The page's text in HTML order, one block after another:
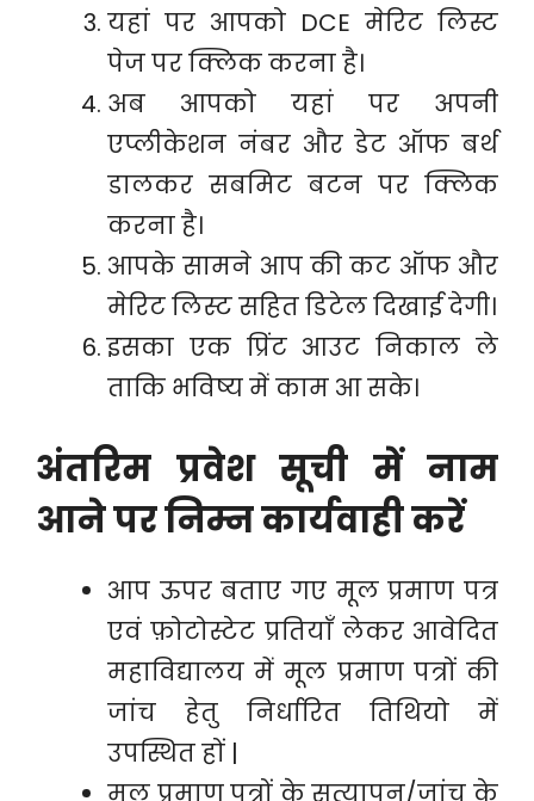
यहां पर आपको DCE मेरिट लिस्ट
पेज पर क्लिक करना है।
अब आपको यहां पर अपनी
एप्लीकेशन नंबर और डेट ऑफ बर्थ
डालकर सबमिट बटन पर क्लिक
करना है।
आपके सामने आप की कट ऑफ और
मेरिट लिस्ट सहित डिटेल दिखाई देगी।
इसका एक प्रिंट आउट निकाल ले
ताकि भविष्य में काम आ सके।
अंतरिम प्रवेश सूची में नाम
आने पर निम्न कार्यवाही करें
आप ऊपर बताए गए मूल प्रमाण पत्र
एवं फ़ोटोस्टेट प्रतियाँ लेकर आवेदित
महाविद्यालय में मूल प्रमाण पत्रों की
जांच हेतु निर्धारित तिथियो में
उपस्थित हों |
मूल प्रमाण पत्रों के सत्यापन/जांच के